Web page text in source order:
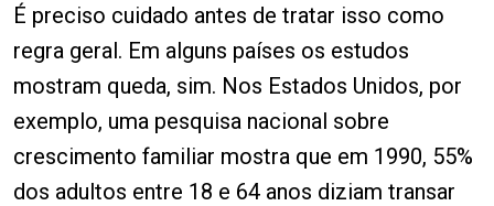
É preciso cuidado antes de tratar isso como
regra geral. Em alguns países os estudos
mostram queda, sim. Nos Estados Unidos, por
exemplo, uma pesquisa nacional sobre
crescimento familiar mostra que em 1990, 55%
dos adultos entre 18 e 64 anos diziam transar